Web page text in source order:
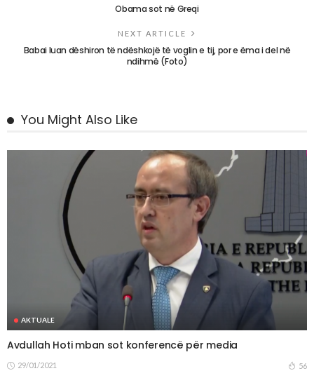
Obama sot në Greqi
NEXT ARTICLE
Babai luan dëshiron të ndëshkojë të voglin e tij, por e ëma i del në
ndihmë (Foto)
You Might Also Like
AKTUALE
Avdullah Hoti mban sot konferencë për media
29/01/2021 56